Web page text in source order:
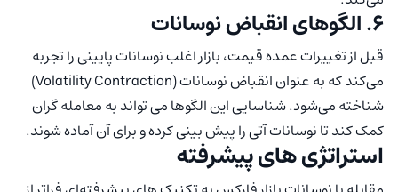
۶. الگوهای انقباض نوسانات
قبل از تغییرات عمده قیمت، بازار اغلب نوسانات پایینی را تجربه
می‌کند که به عنوان انقباض نوسانات (Volatility Contraction)
شناخته می‌شود. شناسایی این الگوها می تواند به معامله گران
کمک کند تا نوسانات آتی را پیش بینی کرده و برای آن آماده شوند.
استراتژی های پیشرفته